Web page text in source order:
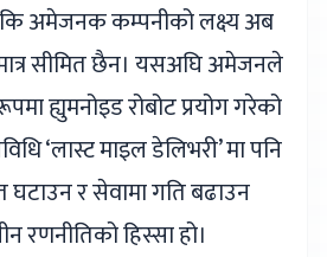
अमेजनक कम्पनीको लक्ष्य अब
सीमित छैन। यसअघि अमेजनले
ह्युमनोइड रोबोट प्रयोग गरेको
‘लास्ट माइल डेलिभरी’ मा पनि
र सेवामा गति बढाउन
रणनीतिको हिस्सा हो।